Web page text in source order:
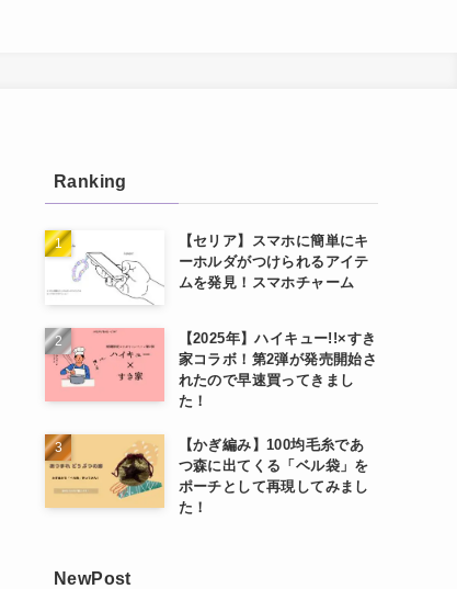
Ranking
【セリア】スマホに簡単にキ
ーホルダがつけられるアイテ
ムを発見！スマホチャーム
【2025年】ハイキュー!!×すき
家コラボ！第2弾が発売開始さ
れたので早速買ってきまし
た！
【かぎ編み】100均毛糸であ
つ森に出てくる「ベル袋」を
ポーチとして再現してみまし
た！
NewPost